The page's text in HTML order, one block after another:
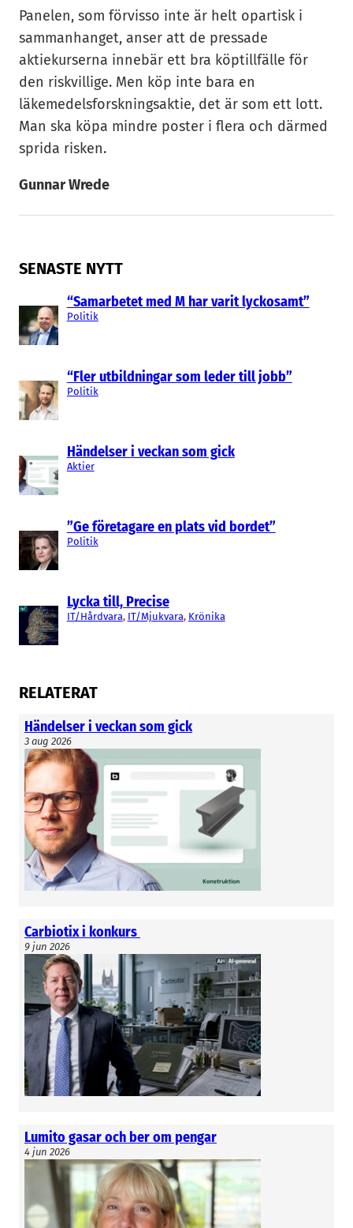
SENASTE NYTT
“Samarbetet med M har varit lyckosamt”
Politik
“Fler utbildningar som leder till jobb”
Politik
Händelser i veckan som gick
Aktier
”Ge företagare en plats vid bordet”
Politik
Lycka till, Precise
IT/Hårdvara, IT/Mjukvara, Krönika
Panelen, som förvisso inte är helt opartisk i
sammanhanget, anser att de pressade
aktiekurserna innebär ett bra köptillfälle för
den riskvillige. Men köp inte bara en
läkemedelsforskningsaktie, det är som ett lott.
Man ska köpa mindre poster i flera och därmed
sprida risken.
Gunnar Wrede
RELATERAT
Händelser i veckan som gick
3 aug 2026
Carbiotix i konkurs
9 jun 2026
Lumito gasar och ber om pengar
4 jun 2026